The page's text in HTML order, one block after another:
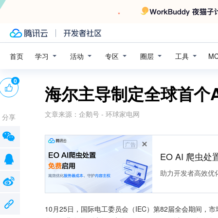
首页 学习 活动 专区 圈层 工具
海尔主导制定全球首
文章来源： 企鹅号 - 环球家电网
广告
EO AI 爬虫处
助力开发者高效优
10月25日，国际电工委员会（IEC）第82届全会期间，
0
分享